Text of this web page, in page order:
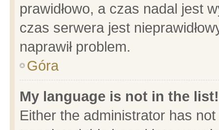
prawidłowo, a czas nadal jest
czas serwera jest
naprawił problem.
Góra
My language is not in the list!
Either the administrator has